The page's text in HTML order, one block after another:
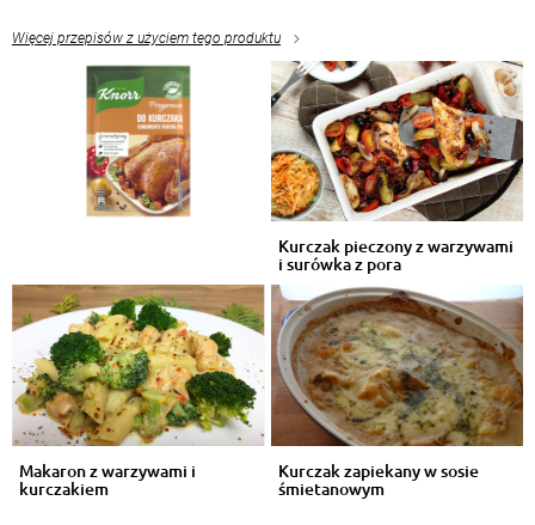
Więcej przepisów z użyciem tego produktu
Kurczak pieczony z warzywami
i surówka z pora
Makaron z warzywami i
kurczakiem
Kurczak zapiekany w sosie
śmietanowym